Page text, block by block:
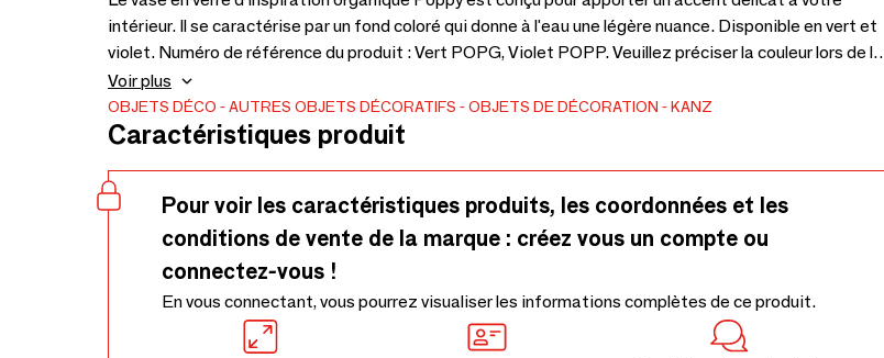
intérieur. Il se caractérise par un fond coloré qui donne à l'eau une légère nuance. Disponible en vert et
violet. Numéro de référence du produit : Vert POPG, Violet POPP. Veuillez préciser la couleur lors de la
commande.
Voir plus
OBJETS DÉCO AUTRES OBJETS DÉCORATIFS OBJETS DE DÉCORATION KANZ
Caractéristiques produit
Pour voir les caractéristiques produits, les coordonnées et les
conditions de vente de la marque : créez vous un compte ou
connectez-vous !
En vous connectant, vous pourrez visualiser les informations complètes de ce produit.